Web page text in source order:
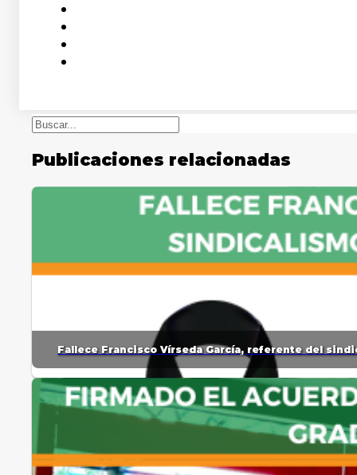
Buscar
Publicaciones relacionadas
Fallece Francisco Vírseda García, referente del